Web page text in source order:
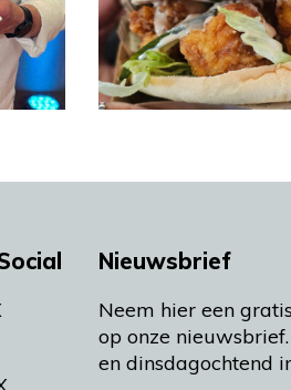
Nieuwsbrief
Neem hier een
op onze
en dinsdagochtend